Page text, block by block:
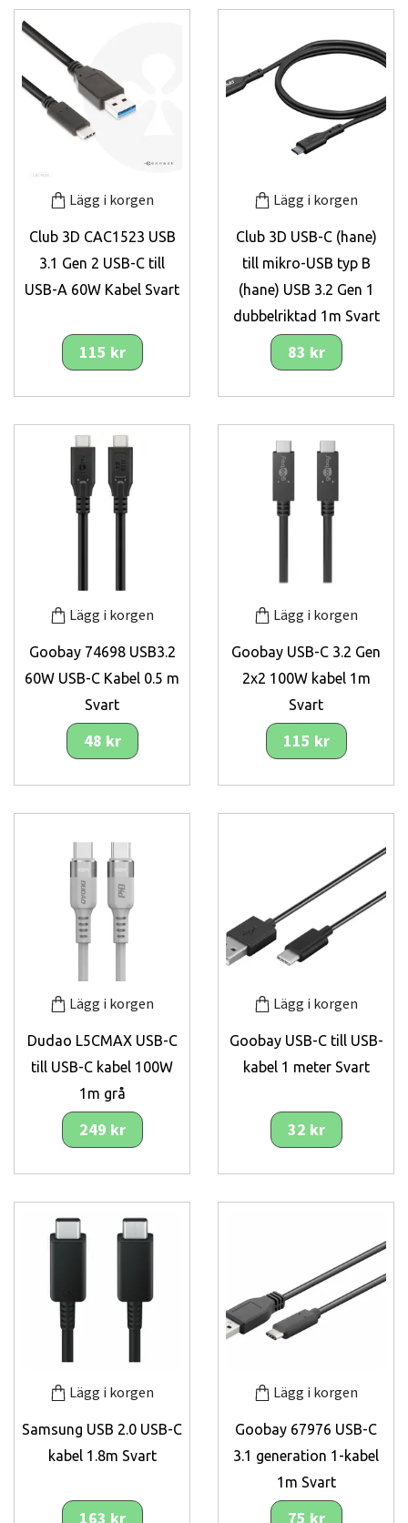
Lägg i korgen
Club 3D CAC1523 USB
3.1 Gen 2 USB-C till
USB-A 60W Kabel Svart
115 kr
Lägg i korgen
Club 3D USB-C (hane)
till mikro-USB typ B
(hane) USB 3.2 Gen 1
dubbelriktad 1m Svart
83 kr
Lägg i korgen
Goobay 74698 USB3.2
60W USB-C Kabel 0.5 m
Svart
48 kr
Lägg i korgen
Goobay USB-C 3.2 Gen
2x2 100W kabel 1m
Svart
115 kr
Lägg i korgen
Dudao L5CMAX USB-C
till USB-C kabel 100W
1m grå
249 kr
Lägg i korgen
Goobay USB-C till USB-
kabel 1 meter Svart
32 kr
Lägg i korgen
Samsung USB 2.0 USB-C
kabel 1.8m Svart
163 kr
Lägg i korgen
Goobay 67976 USB-C
3.1 generation 1-kabel
1m Svart
75 kr